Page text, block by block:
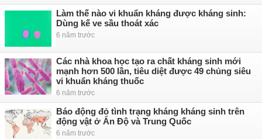
Làm thế nào vi khuẩn kháng được kháng sinh:
Dùng kế ve sầu thoát xác
6 năm trước
Các nhà khoa học tạo ra chất kháng sinh mới
mạnh hơn 500 lần, tiêu diệt được 49 chủng siêu
vi khuẩn kháng thuốc
6 năm trước
Báo động đỏ tình trạng kháng kháng sinh trên
động vật ở Ấn Độ và Trung Quốc
6 năm trước